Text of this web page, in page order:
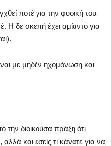
ποτέ για την φυσική του
Η δε σκεπή έχει αμίαντο για
με μηδέν ηχομόνωση και
την διοικούσα πράξη ότι
και εσείς τι κάνατε για να